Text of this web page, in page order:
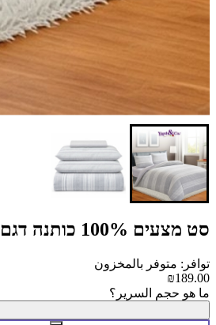
סט מצעים 100% כותנה דגם ליין
توافر: متوفر بالمخزون
₪189.00
ما هو حجم السرير؟